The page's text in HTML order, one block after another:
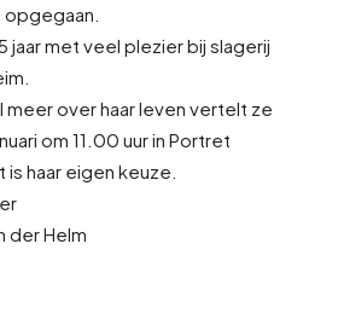
jaar met veel plezier bij slagerij
meer over haar leven vertelt ze
om 11.00 uur in Portret
haar eigen keuze.
der Helm